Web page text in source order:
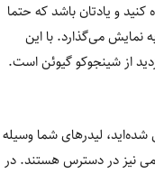
کنید و یادتان باشد که حتما
نمایش می‌گذارد. با این
از شینجوکو گیوئن است.
لیدرهای شما وسیله
نیز در دسترس هستند. در